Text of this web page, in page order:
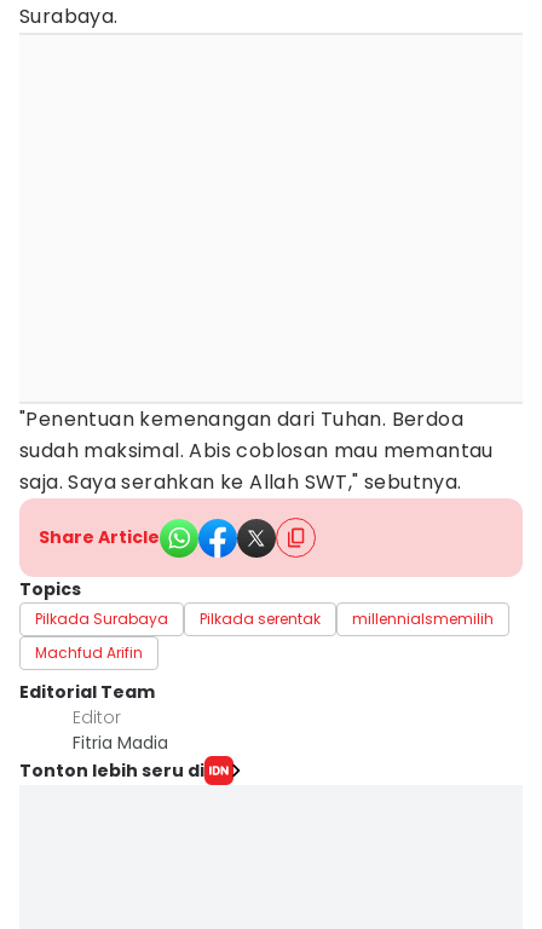
Surabaya.
"Penentuan kemenangan dari Tuhan. Berdoa
sudah maksimal. Abis coblosan mau memantau
saja. Saya serahkan ke Allah SWT," sebutnya.
Share Article
Topics
Pilkada Surabaya Pilkada serentak
millennialsmemilih
Machfud Arifin
Editorial Team
Editor
Fitria Madia
Tonton lebih seru di